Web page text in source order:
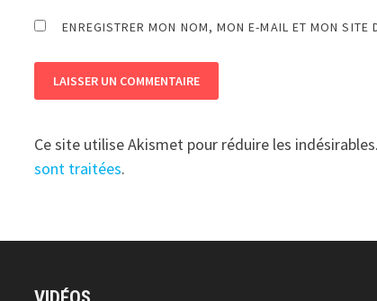
ENREGISTRER MON NOM, MON E-MAIL ET MON SITE
Ce site utilise Akismet pour réduire les indésirables.
sont traitées.